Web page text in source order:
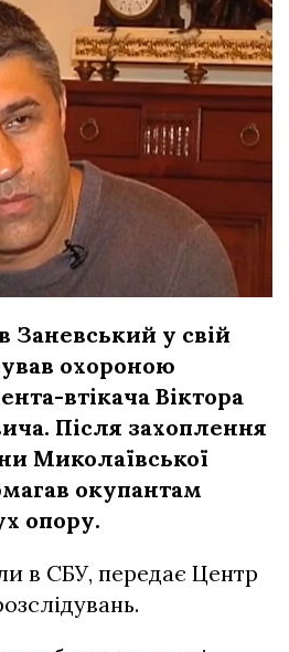
Заневський у свій
охороною
втікача Віктора
Після захоплення
Миколаївської
окупантам
опору.
в СБУ, передає Центр